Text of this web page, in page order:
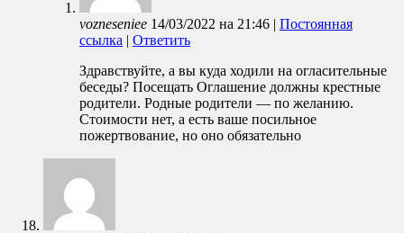
vozneseniee 14/03/2022 на 21:46 | Постоянная
ссылка | Ответить
Здравствуйте, а вы куда ходили на огласительные
беседы? Посещать Оглашение должны крестные
родители. Родные родители — по желанию.
Стоимости нет, а есть ваше посильное
пожертвование, но оно обязательно